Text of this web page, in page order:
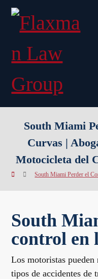
contenido
South Miami
Curvas |
Motocicleta del
South Miami Perder el
South
control en
Los motoristas
tipos de accidentes